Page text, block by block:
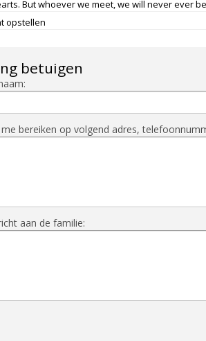
But whoever we meet, we will never ever
opstellen
betuigen
bereiken op volgend adres,
aan de familie: